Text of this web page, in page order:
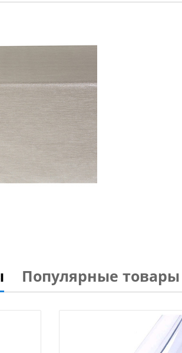
Популярные товары